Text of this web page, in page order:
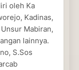
oleh Ka
Kadinas,
Mabiran,
lainnya.
S.Sos